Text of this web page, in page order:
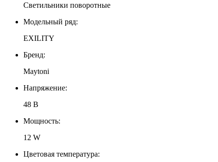
Светильники поворотные
Модельный ряд:
EXILITY
Бренд:
Maytoni
Напряжение:
48 В
Мощность:
12 W
Цветовая температура: